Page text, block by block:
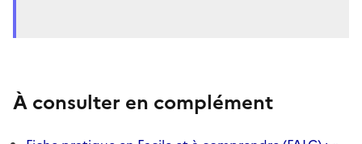
À consulter en complément